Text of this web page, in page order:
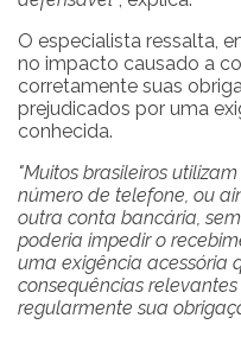
O especialista ressalta,
no impacto causado a
corretamente suas
prejudicados por uma
conhecida.
"Muitos brasileiros
número de telefone, ou
outra conta bancária,
poderia impedir o
uma exigência acessória
consequências
regularmente sua